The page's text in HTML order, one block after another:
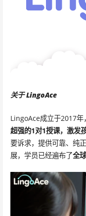
关于LingoAce
LingoAce成立于2017年
超强的1对1授课，激发
要诉求，提供可靠、纯
展，学员已经遍布了全